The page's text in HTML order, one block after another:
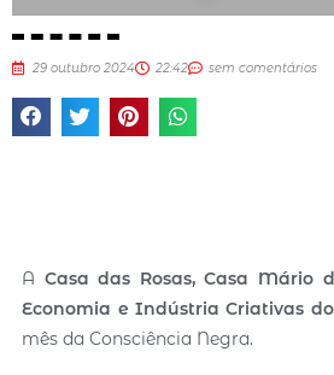
29 outubro 2024 22:42 sem comentários
A Casa das Rosas, Casa Mário
Economia e Indústria Criativas
mês da Consciência Negra.